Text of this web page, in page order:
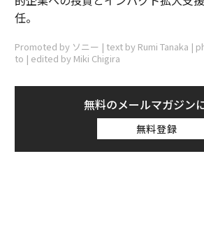
任。
Promoted by ソニー | text by Rumi Tanaka |
to | edited by Miki Chigira
無料のメールマガジン
無料登録